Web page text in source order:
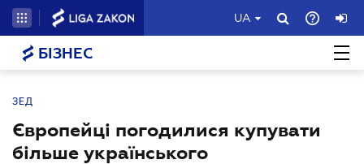
UA
БІЗНЕС
ЗЕД
Європейці погодилися купувати
більше українського